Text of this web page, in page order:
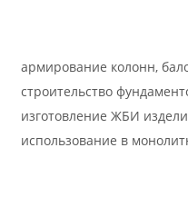
армирование колонн,
строительство
изготовление ЖБИ
использование в